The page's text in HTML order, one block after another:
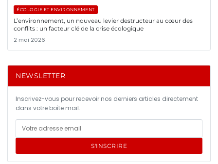
ÉCOLOGIE ET ENVIRONNEMENT
L’environnement, un nouveau levier destructeur au cœur des
conflits : un facteur clé de la crise écologique
2 mai 2026
NEWSLETTER
Inscrivez-vous pour recevoir nos derniers articles directement
dans votre boîte mail.
S'INSCRIRE